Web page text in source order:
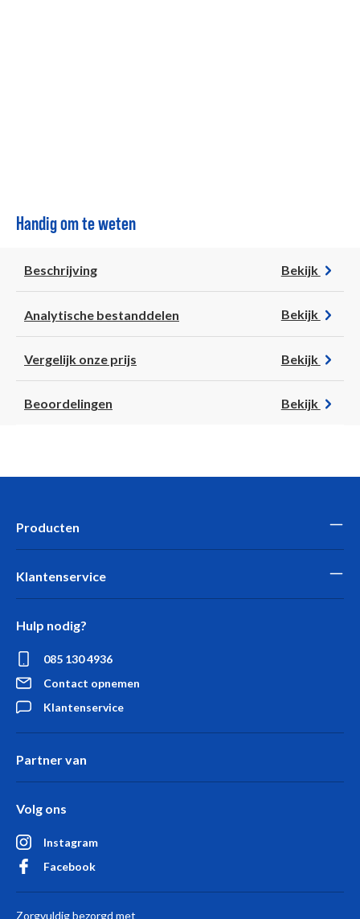
Handig om te weten
Beschrijving Bekijk
Analytische bestanddelen Bekijk
Vergelijk onze prijs Bekijk
Beoordelingen Bekijk
Volg ons
Instagram
Facebook
Producten
Klantenservice
Hulp nodig?
085 130 4936
Contact opnemen
Klantenservice
Partner van
Zorgvuldig bezorgd met